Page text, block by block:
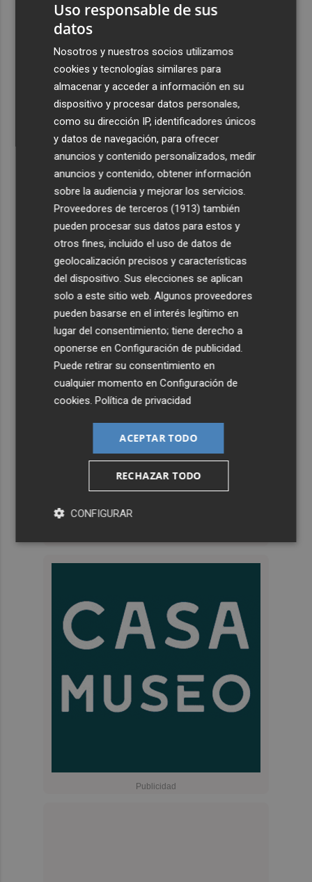
Uso responsable de sus
datos
Nosotros y nuestros socios utilizamos
cookies y tecnologías similares para
almacenar y acceder a información en su
dispositivo y procesar datos personales,
como su dirección IP, identificadores únicos
y datos de navegación, para ofrecer
anuncios y contenido personalizados, medir
anuncios y contenido, obtener información
sobre la audiencia y mejorar los servicios.
Proveedores de terceros (1913) también
pueden procesar sus datos para estos y
otros fines, incluido el uso de datos de
geolocalización precisos y características
del dispositivo. Sus elecciones se aplican
solo a este sitio web. Algunos proveedores
pueden basarse en el interés legítimo en
lugar del consentimiento; tiene derecho a
oponerse enConfiguración de publicidad.
Puede retirar su consentimiento en
cualquier momento enConfiguración de
cookies.Política de privacidad
ACEPTAR TODO
RECHAZAR TODO
CONFIGURAR